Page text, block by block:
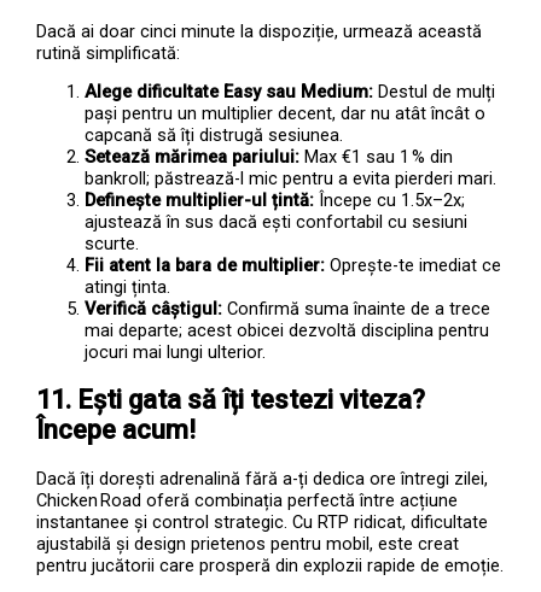
Dacă ai doar cinci minute la dispoziție, urmează această
rutină simplificată:
Alege dificultate Easy sau Medium: Destul de mulți
pași pentru un multiplier decent, dar nu atât încât o
capcană să îți distrugă sesiunea.
Setează mărimea pariului: Max €1 sau 1 % din
bankroll; păstrează-l mic pentru a evita pierderi mari.
Definește multiplier-ul țintă: Începe cu 1.5x–2x;
ajustează în sus dacă ești confortabil cu sesiuni
scurte.
Fii atent la bara de multiplier: Oprește-te imediat ce
atingi ținta.
Verifică câștigul: Confirmă suma înainte de a trece
mai departe; acest obicei dezvoltă disciplina pentru
jocuri mai lungi ulterior.
11. Ești gata să îți testezi viteza?
Începe acum!
Dacă îți dorești adrenalină fără a-ți dedica ore întregi zilei,
Chicken Road oferă combinația perfectă între acțiune
instantanee și control strategic. Cu RTP ridicat, dificultate
ajustabilă și design prietenos pentru mobil, este creat
pentru jucătorii care prosperă din explozii rapide de emoție.